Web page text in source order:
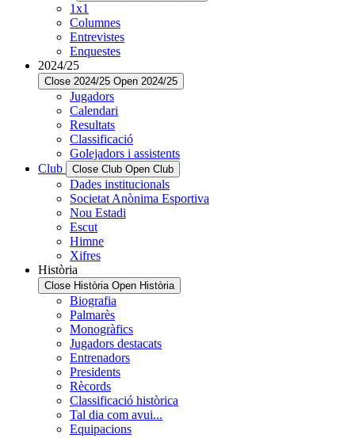
1x1
Columnes
Entrevistes
Enquestes
2024/25
Close 2024/25 Open 2024/25
Jugadors
Calendari
Resultats
Classificació
Golejadors i assistents
Club
Close Club Open Club
Dades institucionals
Societat Anònima Esportiva
Nou Estadi
Escut
Himne
Xifres
Història
Close Història Open Història
Biografia
Palmarès
Monogràfics
Jugadors destacats
Entrenadors
Presidents
Rècords
Classificació històrica
Tal dia com avui...
Equipacions